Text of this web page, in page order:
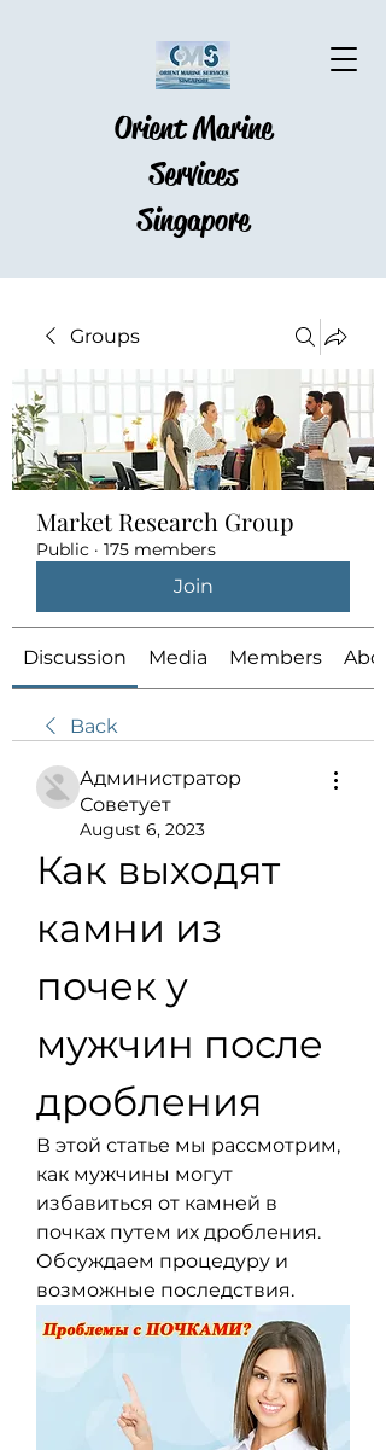
Orient Marine
Services
Singapore
Groups
Market Research Group
Public · 175 members
Join
Discussion Media Members
Back
Администратор
Советует
August 6, 2023
Как выходят
камни из
почек у
мужчин после
дробления
В этой статье мы рассмотрим,
как мужчины могут
избавиться от камней в
почках путем их дробления.
Обсуждаем процедуру и
возможные последствия.